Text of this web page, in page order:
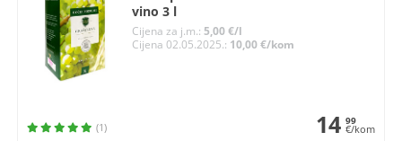
vino 3 l
Cijena za j.m.:5,00 €/l
Cijena 02.05.2025.: 10,00 €/kom
(1) 14 99
€/kom